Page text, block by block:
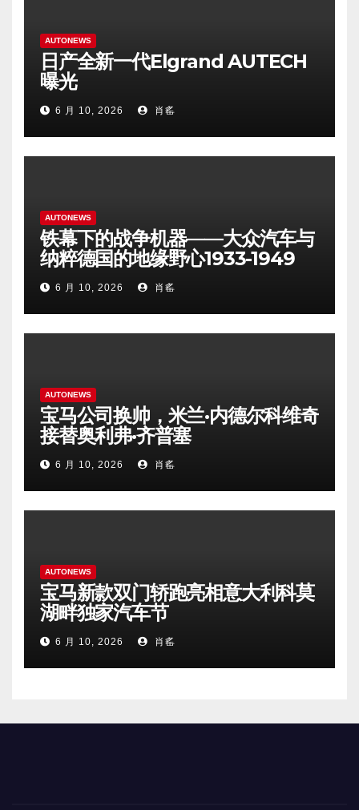
AUTONEWS
日产全新一代Elgrand AUTECH
曝光
6 月 10, 2026 肖䍃
AUTONEWS
铁幕下的战争机器——大众汽车与
纳粹德国的地缘野心1933-1949
6 月 10, 2026 肖䍃
AUTONEWS
宝马公司换帅，米兰·内德尔科维奇
接替奥利弗·齐普塞
6 月 10, 2026 肖䍃
AUTONEWS
宝马新款双门轿跑亮相意大利科莫
湖畔独家汽车节
6 月 10, 2026 肖䍃